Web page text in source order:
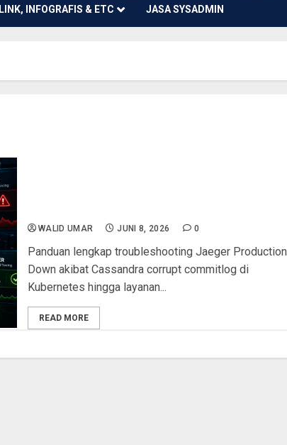
LINK, INFOGRAFIS & ETC JASA SYSADMIN
WALID UMAR JUNI 8, 2026 0
Panduan lengkap troubleshooting Jaeger Production
Down akibat Cassandra corrupt commitlog di
Kubernetes hingga layanan...
READ MORE